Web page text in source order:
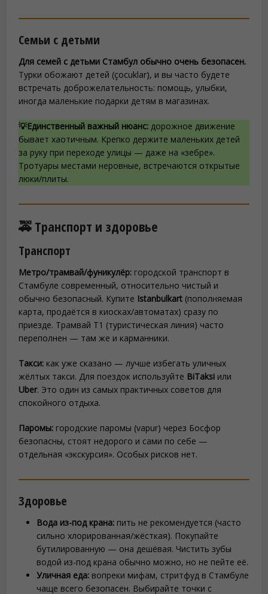
Семьи с детьми
Для семей с детьми Стамбул обычно очень безопасен.
Турки обожают детей (çocuklar), и вы часто будете
встречать доброжелательность: помощь, улыбки,
иногда маленькие подарки детям в магазинах.
💡Единственный важный нюанс: дорожное движение
бывает хаотичным. Крепко держите маленьких детей
за руку при переходе улицы — даже на «зебре».
Тротуары местами неровные, встречаются открытые
люки/плиты.
🚕 Транспорт и здоровье
Транспорт
Метро/трамвай/фуникулёр: городской транспорт в
Стамбуле современный, относительно чистый и
обычно безопасный. Купите Istanbulkart (пополняемая
карта, продаётся в киосках/автоматах) сразу по
приезде. Трамвай T1 (туристическая линия) часто
переполнен — там же и карманники.
Такси: как уже сказано — лучше избегать уличных
жёлтых такси. Для поездок используйте BiTaksi или
Uber. Это один из самых практичных советов для
спокойного отдыха.
Паромы: городские паромы (vapur) через Босфор
безопасны, стоят недорого и сами по себе —
отдельная «экскурсия». Особых рисков нет.
Здоровье
Вода из-под крана: пить не рекомендуется (часто
сильно хлорированная/жёсткая). Покупайте
бутилированную — она дешёвая. Чистить зубы
водой из-под крана обычно можно, но не пейте её.
Уличная еда: вопреки мифам, стритфуд в Стамбуле
чаще всего безопасен. Выбирайте точки с